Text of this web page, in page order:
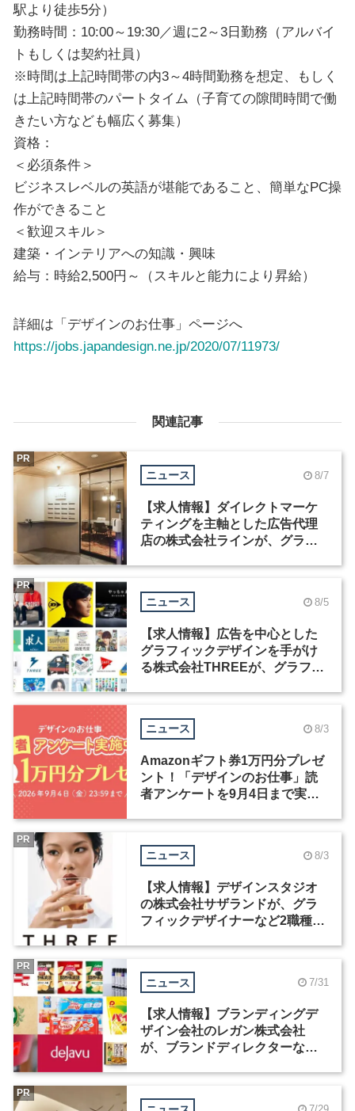
駅より徒歩5分）
勤務時間：10:00～19:30／週に2～3日勤務（アルバイ
トもしくは契約社員）
※時間は上記時間帯の内3～4時間勤務を想定、もしく
は上記時間帯のパートタイム（子育ての隙間時間で働
きたい方なども幅広く募集）
資格：
＜必須条件＞
ビジネスレベルの英語が堪能であること、簡単なPC操
作ができること
＜歓迎スキル＞
建築・インテリアへの知識・興味
給与：時給2,500円～（スキルと能力により昇給）
詳細は「デザインのお仕事」ページへ
https://jobs.japandesign.ne.jp/2020/07/11973/
関連記事
ニュース 8/7
【求人情報】ダイレクトマーケ
ティングを主軸とした広告代理
店の株式会社ラインが、グラフ
PR
ニュース 8/5
【求人情報】広告を中心とした
グラフィックデザインを手がけ
る株式会社THREEが、グラフィ
PR
ニュース 8/3
Amazonギフト券1万円分プレゼ
ント！「デザインのお仕事」読
者アンケートを9月4日まで実施
ニュース 8/3
【求人情報】デザインスタジオ
の株式会社サザランドが、グラ
フィックデザイナーなど2職種を
PR
ニュース 7/31
【求人情報】ブランディングデ
ザイン会社のレガン株式会社
が、ブランドディレクターなど3
PR
PR